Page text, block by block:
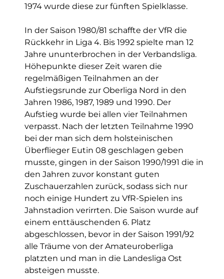
1974 wurde diese zur fünften Spielklasse.
In der Saison 1980/81 schaffte der VfR die
Rückkehr in Liga 4. Bis 1992 spielte man 12
Jahre ununterbrochen in der Verbandsliga.
Höhepunkte dieser Zeit waren die
regelmäßigen Teilnahmen an der
Aufstiegsrunde zur Oberliga Nord in den
Jahren 1986, 1987, 1989 und 1990. Der
Aufstieg wurde bei allen vier Teilnahmen
verpasst. Nach der letzten Teilnahme 1990
bei der man sich dem holsteinischen
Überflieger Eutin 08 geschlagen geben
musste, gingen in der Saison 1990/1991 die in
den Jahren zuvor konstant guten
Zuschauerzahlen zurück, sodass sich nur
noch einige Hundert zu VfR-Spielen ins
Jahnstadion verirrten. Die Saison wurde auf
einem enttäuschenden 6. Platz
abgeschlossen, bevor in der Saison 1991/92
alle Träume von der Amateuroberliga
platzten und man in die Landesliga Ost
absteigen musste.